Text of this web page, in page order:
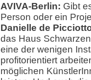
AVIVA-Berlin: Gibt
Person oder ein
Danielle de
das Haus
eine der wenigen
profitorientiert
möglichen